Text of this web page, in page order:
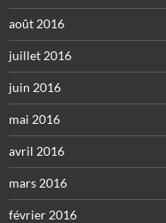
août 2016
juillet 2016
juin 2016
mai 2016
avril 2016
mars 2016
février 2016